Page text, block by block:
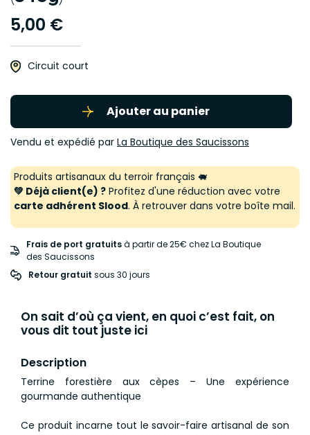
5,00 €
Circuit court
Ajouter au panier
Vendu et expédié par La Boutique des Saucissons
Produits artisanaux du terroir français 🐖
💚 Déjà client(e) ? Profitez d'une réduction avec votre
carte adhérent Slood. À retrouver dans votre boîte mail.
Frais de port gratuitsà partir de 25€ chez La Boutique
des Saucissons
Retour gratuit sous 30 jours
On sait d’où ça vient, en quoi c’est fait, on
vous dit tout juste ici
Description
Terrine forestière aux cèpes – Une expérience
gourmande authentique
Ce produit incarne tout le savoir-faire artisanal de son